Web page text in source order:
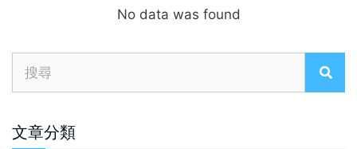
No data was found
文章分類